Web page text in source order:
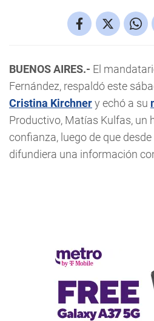
BUENOS AIRES.- El
Fernández, respaldó este
Cristina Kirchnery echó a su
Productivo, Matías Kulfas, un
confianza, luego de que
difundiera una información